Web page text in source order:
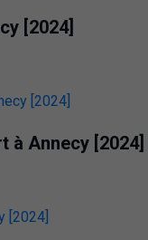
[2024]
à Annecy [2024]